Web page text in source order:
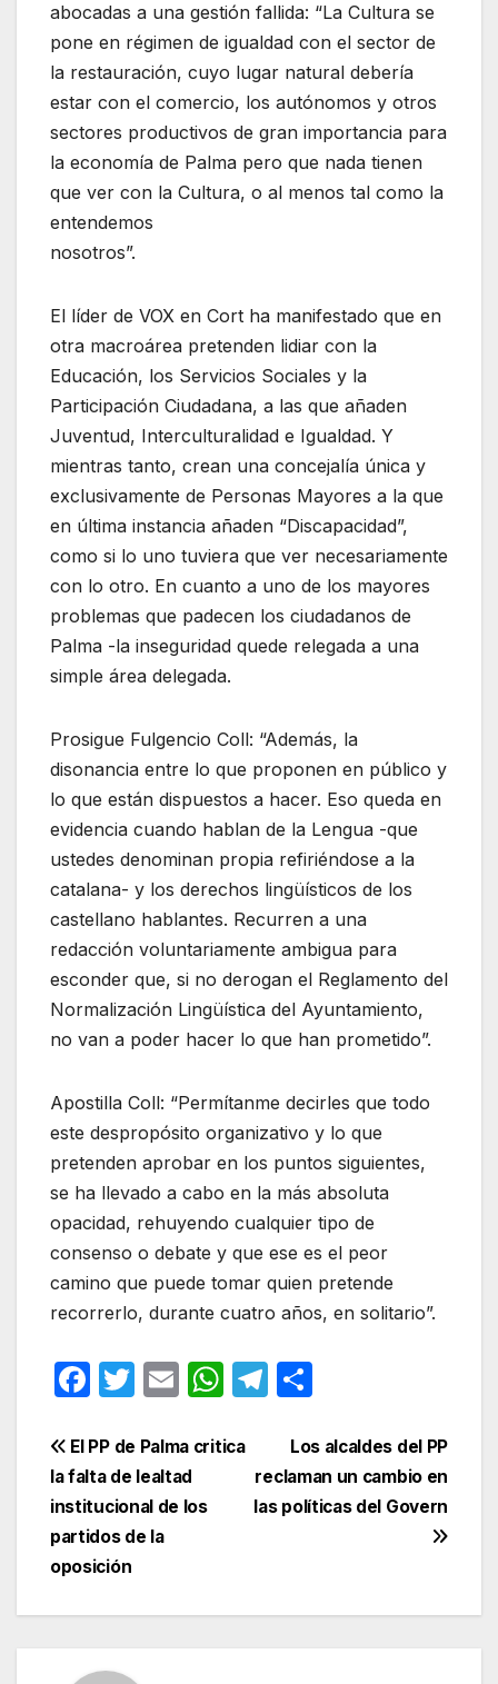
abocadas a una gestión fallida: “La Cultura se
pone en régimen de igualdad con el sector de
la restauración, cuyo lugar natural debería
estar con el comercio, los autónomos y otros
sectores productivos de gran importancia para
la economía de Palma pero que nada tienen
que ver con la Cultura, o al menos tal como la
entendemos
nosotros”.
El líder de VOX en Cort ha manifestado que en
otra macroárea pretenden lidiar con la
Educación, los Servicios Sociales y la
Participación Ciudadana, a las que añaden
Juventud, Interculturalidad e Igualdad. Y
mientras tanto, crean una concejalía única y
exclusivamente de Personas Mayores a la que
en última instancia añaden “Discapacidad”,
como si lo uno tuviera que ver necesariamente
con lo otro. En cuanto a uno de los mayores
problemas que padecen los ciudadanos de
Palma -la inseguridad quede relegada a una
simple área delegada.
Prosigue Fulgencio Coll: “Además, la
disonancia entre lo que proponen en público y
lo que están dispuestos a hacer. Eso queda en
evidencia cuando hablan de la Lengua -que
ustedes denominan propia refiriéndose a la
catalana- y los derechos lingüísticos de los
castellano hablantes. Recurren a una
redacción voluntariamente ambigua para
esconder que, si no derogan el Reglamento del
Normalización Lingüística del Ayuntamiento,
no van a poder hacer lo que han prometido”.
Apostilla Coll: “Permítanme decirles que todo
este despropósito organizativo y lo que
pretenden aprobar en los puntos siguientes,
se ha llevado a cabo en la más absoluta
opacidad, rehuyendo cualquier tipo de
consenso o debate y que ese es el peor
camino que puede tomar quien pretende
recorrerlo, durante cuatro años, en solitario”.
F
c
e
b
o
k
T
itt
er
E
ail
W
at
T
gr
a
m
p
ar
Navegación
de
entradas
Los alcaldes del PP
reclaman un cambio en
las políticas del Govern
El PP de Palma critica
la falta de lealtad
institucional de los
partidos de la
oposición